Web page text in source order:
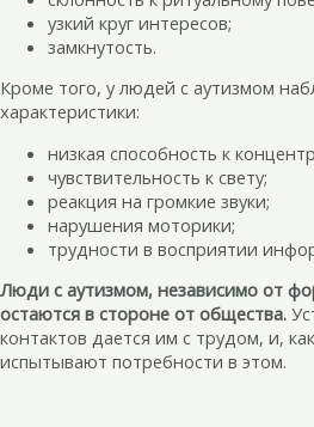
узкий круг интересов;
замкнутость.
Кроме того, у людей с аутизмом
характеристики:
низкая способность к
чувствительность к свету;
реакция на громкие звуки;
нарушения моторики;
трудности в восприятии
Люди с аутизмом, независимо от
остаются в стороне от общества.
контактов дается им с трудом, и,
испытывают потребности в этом.